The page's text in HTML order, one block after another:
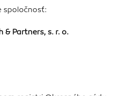
spoločnosť:
& Partners, s. r. o.